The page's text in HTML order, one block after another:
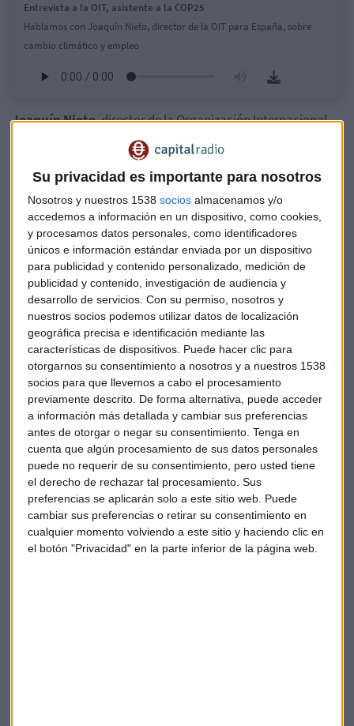
Su privacidad es importante para nosotros
Nosotros y nuestros 1538 socios almacenamos y/o
accedemos a información en un dispositivo, como cookies,
y procesamos datos personales, como identificadores
únicos e información estándar enviada por un dispositivo
para publicidad y contenido personalizado, medición de
publicidad y contenido, investigación de audiencia y
desarrollo de servicios. Con su permiso, nosotros y
nuestros socios podemos utilizar datos de localización
geográfica precisa e identificación mediante las
características de dispositivos. Puede hacer clic para
otorgarnos su consentimiento a nosotros y a nuestros 1538
socios para que llevemos a cabo el procesamiento
previamente descrito. De forma alternativa, puede acceder
a información más detallada y cambiar sus preferencias
antes de otorgar o negar su consentimiento. Tenga en
cuenta que algún procesamiento de sus datos personales
puede no requerir de su consentimiento, pero usted tiene
el derecho de rechazar tal procesamiento. Sus
preferencias se aplicarán solo a este sitio web. Puede
cambiar sus preferencias o retirar su consentimiento en
cualquier momento volviendo a este sitio y haciendo clic en
el botón "Privacidad" en la parte inferior de la página web.
Entrevista a la OIT, asistente a la COP25
Hablamos con Joaquín Nieto, director de la OIT para España, sobre
cambio climático y empleo
Joaquín Nieto, director de la Organización Internacional
) para España, explica en Capital Radio que
destrucción de empleosi no se pone freno al cambio
climático va a alcanzar niveles nunca vistos.
De hecho, según sus palabras podrían llegar a
multiplicarse por cincolos efectos de lacrisis financiera
de 2008.
En cambio, si se invierte en revertir y frenar el cambio
climático, además de queno se perderían esos empleos
(en muchos casos relacionados con inundaciones, sequías y
demás efectos del clima), se crearían otros nuevos.
Nuevos empleos
Nieto destaca que se podríancrear miles de empleos
relacionados con lasenergías renovablespero también en
el sector de laconstrucción. Una de las tareas pendientes
es adaptar los edificios a las energías limpias y enfocarlos al
ahorro. Ahí es donde podrían generarse también nuevos
puestos de trabajo, así como en eltransporte .
Algo muy necesario, ya que en la actualidad el desempleo
afecta a 64 millones de jóvenes en todo el mundo.